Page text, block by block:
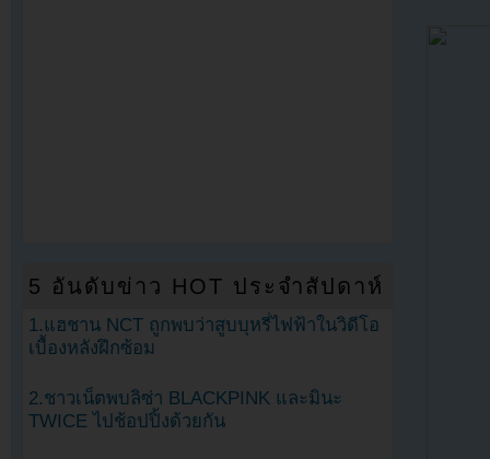
5 อันดับข่าว HOT ประจำสัปดาห์
1.แฮชาน NCT ถูกพบว่าสูบบุหรี่ไฟฟ้าในวิดีโอ
เบื้องหลังฝึกซ้อม
2.ชาวเน็ตพบลิซ่า BLACKPINK และมินะ
TWICE ไปช้อปปิ้งด้วยกัน